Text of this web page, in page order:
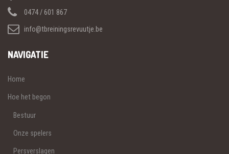
0474 / 601 867
info@tbreiningsrevuutje.be
NAVIGATIE
Home
Hoe het begon
Bestuur
Onze spelers
Persverslagen